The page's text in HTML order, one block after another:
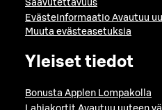
Saavutettavuus
Evästeinformaatio Avautuu
Muuta evästeasetuksia
Yleiset tiedot
Bonusta Applen Lompakolla